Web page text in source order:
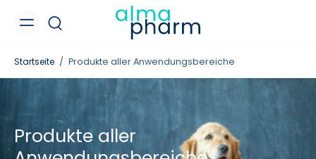
Startseite / Produkte aller Anwendungsbereiche
Produkte aller